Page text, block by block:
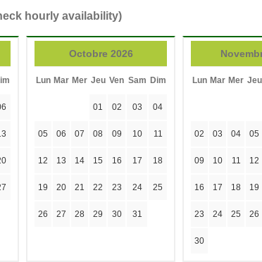
hourly availability)
Octobre 2026
Lun Mar Mer Jeu Ven Sam Dim
01 02 03 04
05 06 07 08 09 10 11
12 13 14 15 16 17 18
19 20 21 22 23 24 25
26 27 28 29 30 31
Lun Mar Mer Jeu
02 03 04 05
09 10 11 12
16 17 18 19
23 24 25 26
30